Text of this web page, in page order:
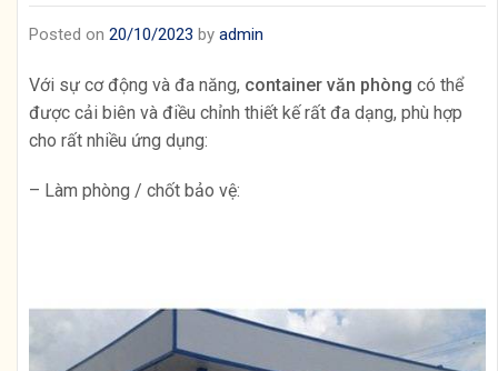
Posted on 20/10/2023 by admin
Với sự cơ động và đa năng, container văn phòng có thể
được cải biên và điều chỉnh thiết kế rất đa dạng, phù hợp
cho rất nhiều ứng dụng:
– Làm phòng / chốt bảo vệ: